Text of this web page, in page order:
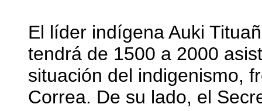
El líder indígena Auki
tendrá de 1500 a 2000
situación del indigenismo,
Correa. De su lado, el